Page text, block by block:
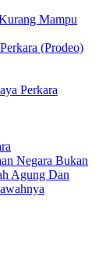
Mampu
(Prodeo)
Perkara
Negara Bukan
Agung Dan